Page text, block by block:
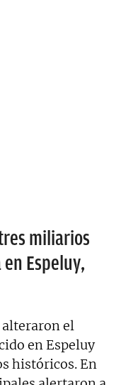
miliarios
Espeluy,
alteraron el
en Espeluy
históricos. En